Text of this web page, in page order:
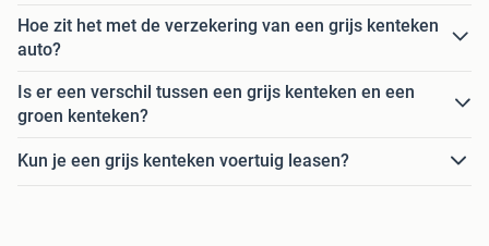
Hoe zit het met de verzekering van een grijs kenteken
auto?
Is er een verschil tussen een grijs kenteken en een
groen kenteken?
Kun je een grijs kenteken voertuig leasen?